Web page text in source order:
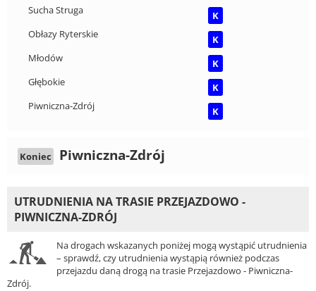
Sucha Struga
K
Obłazy Ryterskie
K
Młodów
K
Głębokie
K
Piwniczna-Zdrój
K
Koniec Piwniczna-Zdrój
UTRUDNIENIA NA TRASIE PRZEJAZDOWO -
PIWNICZNA-ZDRÓJ
Na drogach wskazanych poniżej mogą wystąpić utrudnienia
– sprawdź, czy utrudnienia wystąpią również podczas
przejazdu daną drogą na trasie Przejazdowo - Piwniczna-
Zdrój.